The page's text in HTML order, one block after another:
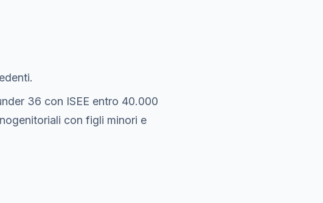
36 con ISEE entro 40.000
con figli minori e